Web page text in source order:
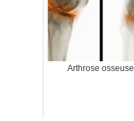
Arthrose osseuse